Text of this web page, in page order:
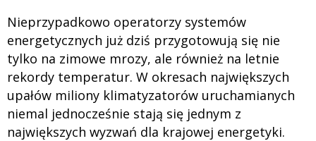
Nieprzypadkowo operatorzy systemów
energetycznych już dziś przygotowują się nie
tylko na zimowe mrozy, ale również na letnie
rekordy temperatur. W okresach największych
upałów miliony klimatyzatorów uruchamianych
niemal jednocześnie stają się jednym z
największych wyzwań dla krajowej energetyki.